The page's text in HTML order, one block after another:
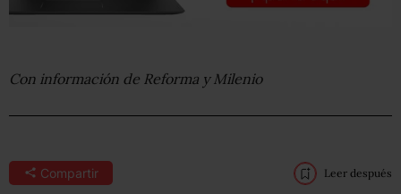
Con información de Reforma y Milenio
Compartir Leer después